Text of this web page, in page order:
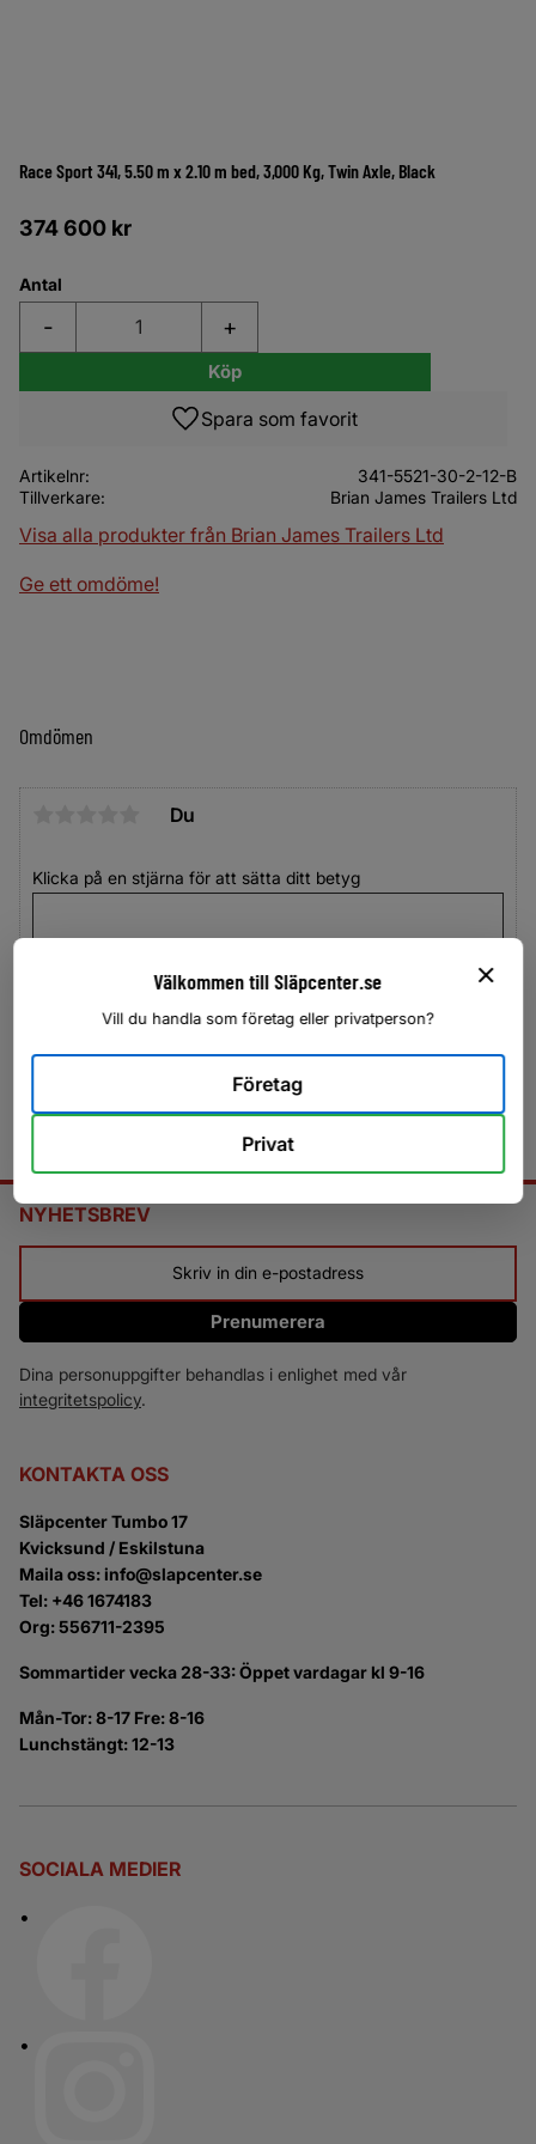
Race Sport 341, 5.50 m x 2.10 m bed, 3,000 Kg, Twin Axle, Black
374 600 kr
Antal
+
-
Köp
Lägg till i favoriter
Artikelnr
341-5521-30-2-12-B
Tillverkare
Brian James Trailers Ltd
Visa alla produkter från Brian James Trailers Ltd
Ge ett omdöme!
Omdömen
Du
Klicka på en stjärna för att sätta ditt betyg
NYHETSBREV
Prenumerera
Dina personuppgifter behandlas i enlighet med vår
integritetspolicy.
KONTAKTA OSS
Släpcenter Tumbo 17
Kvicksund / Eskilstuna
Maila oss: info@slapcenter.se
Tel: +46 1674183
Org: 556711-2395
Sommartider vecka 28-33: Öppet vardagar kl 9-16
Mån-Tor: 8-17 Fre: 8-16
Lunchstängt: 12-13
SOCIALA MEDIER
Välkommen till Släpcenter.se
Vill du handla som företag eller privatperson?
Företag
Privat